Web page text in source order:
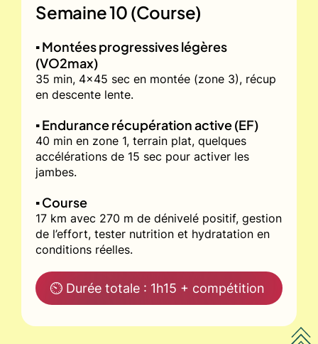
Semaine 10 (Course)
▪️ Montées progressives légères
(VO2max)
35 min, 4x45 sec en montée (zone 3), récup
en descente lente.
▪️ Endurance récupération active (EF)
40 min en zone 1, terrain plat, quelques
accélérations de 15 sec pour activer les
jambes.
▪️ Course
17 km avec 270 m de dénivelé positif, gestion
de l’effort, tester nutrition et hydratation en
conditions réelles.
⏲ Durée totale : 1h15 + compétition